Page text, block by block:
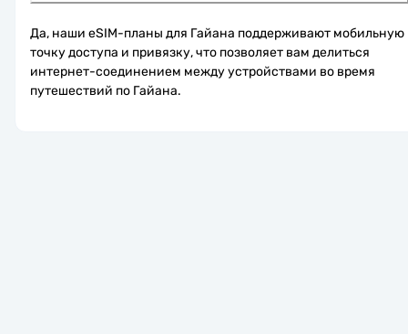
Да, наши eSIM-планы для Гайана поддерживают мобильную
точку доступа и привязку, что позволяет вам делиться
интернет-соединением между устройствами во время
путешествий по Гайана.